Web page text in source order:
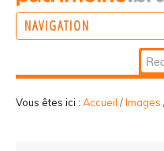
NAVIGATION
Vous êtes ici : Accueil /Images